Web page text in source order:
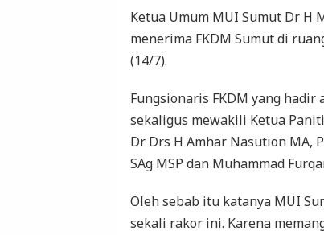
Ketua Umum MUI Sumut Dr H
menerima FKDM Sumut di
(14/7).
Fungsionaris FKDM yang hadir
sekaligus mewakili Ketua
Dr Drs H Amhar Nasution MA,
SAg MSP dan Muhammad
Oleh sebab itu katanya MUI
sekali rakor ini. Karena